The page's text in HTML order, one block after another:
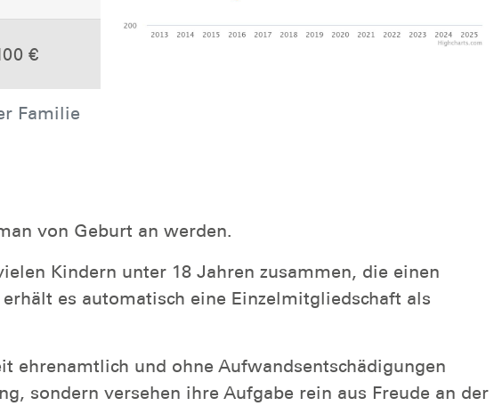
Familie
€
von Geburt an werden.
Kindern unter 18 Jahren zusammen, die einen
es automatisch eine Einzelmitgliedschaft als
ehrenamtlich und ohne Aufwandsentschädigungen
sondern versehen ihre Aufgabe rein aus Freude an der